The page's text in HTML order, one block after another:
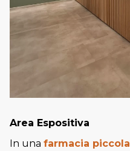
Area Espositiva
In una farmacia piccola